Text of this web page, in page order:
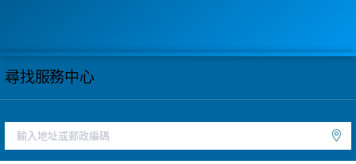
尋找服務中心